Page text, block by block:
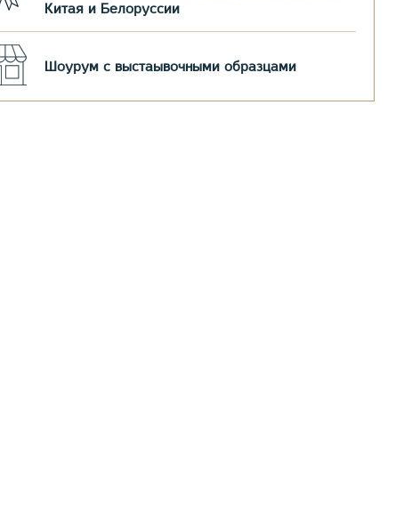
Китая и Белоруссии
Шоурум с выстаывочными образцами